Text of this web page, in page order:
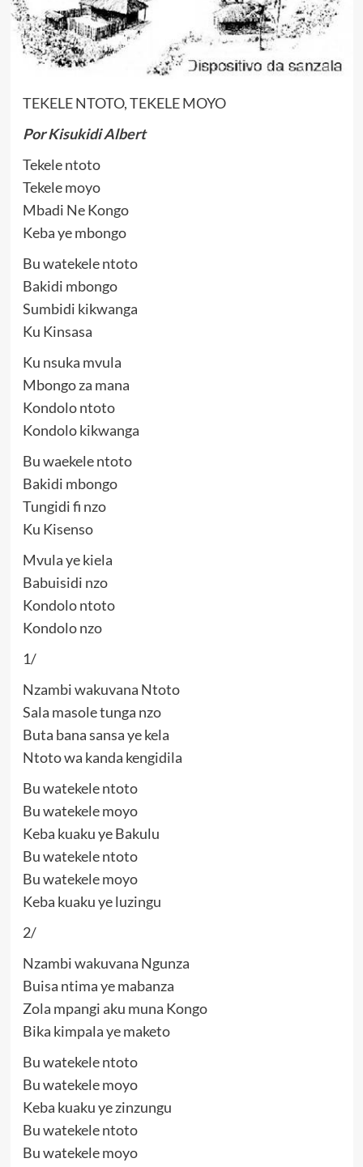
TEKELE NTOTO, TEKELE MOYO
Por Kisukidi Albert
Tekele ntoto
Tekele moyo
Mbadi Ne Kongo
Keba ye mbongo
Bu watekele ntoto
Bakidi mbongo
Sumbidi kikwanga
Ku Kinsasa
Ku nsuka mvula
Mbongo za mana
Kondolo ntoto
Kondolo kikwanga
Bu waekele ntoto
Bakidi mbongo
Tungidi fi nzo
Ku Kisenso
Mvula ye kiela
Babuisidi nzo
Kondolo ntoto
Kondolo nzo
1/
Nzambi wakuvana Ntoto
Sala masole tunga nzo
Buta bana sansa ye kela
Ntoto wa kanda kengidila
Bu watekele ntoto
Bu watekele moyo
Keba kuaku ye Bakulu
Bu watekele ntoto
Bu watekele moyo
Keba kuaku ye luzingu
2/
Nzambi wakuvana Ngunza
Buisa ntima ye mabanza
Zola mpangi aku muna Kongo
Bika kimpala ye maketo
Bu watekele ntoto
Bu watekele moyo
Keba kuaku ye zinzungu
Bu watekele ntoto
Bu watekele moyo